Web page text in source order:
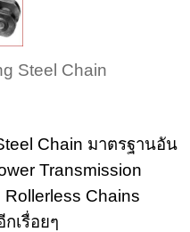
Steel Chain
Chain มาตรฐานอัน
Transmission
Chains
เรื่อยๆ